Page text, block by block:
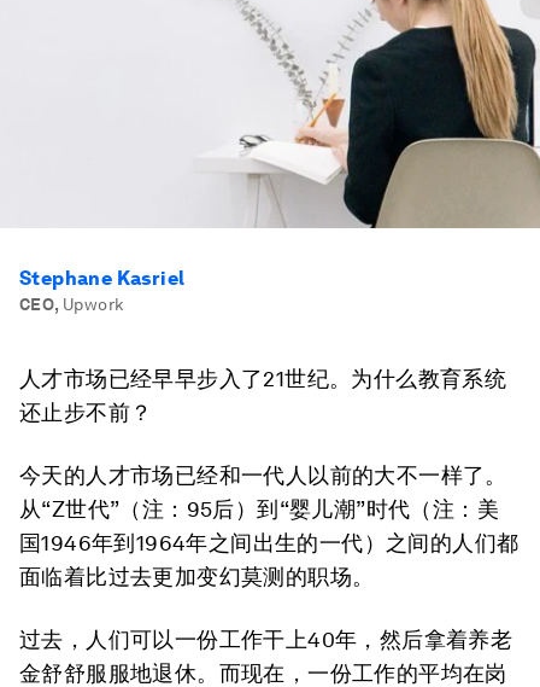
Stephane Kasriel
CEO, Upwork
人才市场已经早早步入了21世纪。为什么教育系统
还止步不前？
今天的人才市场已经和一代人以前的大不一样了。
从“Z世代”（注：95后）到“婴儿潮”时代（注：美
国1946年到1964年之间出生的一代）之间的人们都
面临着比过去更加变幻莫测的职场。
过去，人们可以一份工作干上40年，然后拿着养老
金舒舒服服地退休。而现在，一份工作的平均在岗